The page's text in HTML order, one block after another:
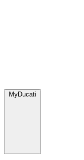
MyDucati